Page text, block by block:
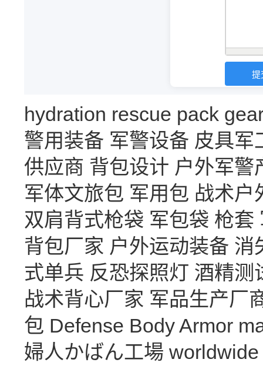
hydration rescue pack
警用装备 军警设备 皮具军
供应商 背包设计 户外军警
军体文旅包 军用包 战术户
双肩背式枪袋 军包袋 枪套
背包厂家 户外运动装备 消
式单兵 反恐探照灯 酒精测
战术背心厂家 军品生产厂
包 Defense Body Armor
婦人かばん工場 worldwide